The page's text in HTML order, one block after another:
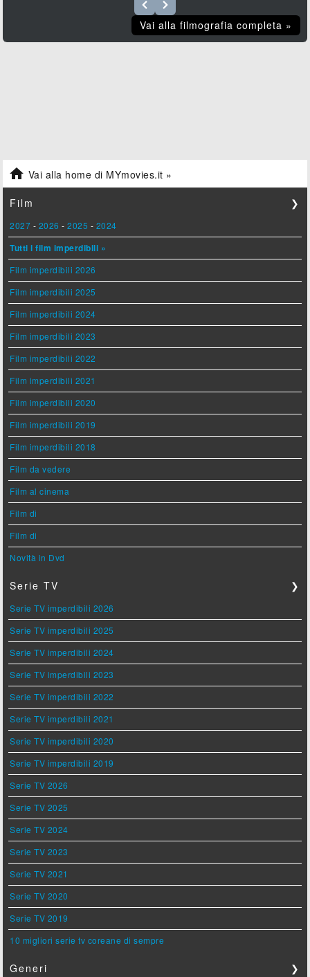
Vai alla filmografia completa »
 Vai alla home di MYmovies.it »
Film ❯
2027 - 2026 -2025 - 2024
Tutti i film imperdibili »
Film imperdibili 2026
Film imperdibili 2025
Film imperdibili 2024
Film imperdibili 2023
Film imperdibili 2022
Film imperdibili 2021
Film imperdibili 2020
Film imperdibili 2019
Film imperdibili 2018
Film da vedere
Film al cinema
Film di
Film di
Novità in Dvd
Serie TV ❯
Serie TV imperdibili 2026
Serie TV imperdibili 2025
Serie TV imperdibili 2024
Serie TV imperdibili 2023
Serie TV imperdibili 2022
Serie TV imperdibili 2021
Serie TV imperdibili 2020
Serie TV imperdibili 2019
Serie TV 2026
Serie TV 2025
Serie TV 2024
Serie TV 2023
Serie TV 2021
Serie TV 2020
Serie TV 2019
10 migliori serie tv coreane di sempre
Generi ❯